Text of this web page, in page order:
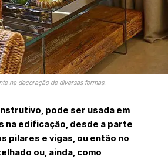
na decoração de diversas formas.
pode ser usada em
edificação, desde a parte
pilares e vigas, ou então no
ou, ainda, como